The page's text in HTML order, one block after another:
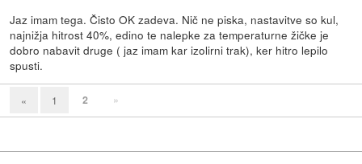
Jaz imam tega. Čisto OK zadeva. Nič ne piska, nastavitve so kul,
najnižja hitrost 40%, edino te nalepke za temperaturne žičke je
dobro nabavit druge ( jaz imam kar izolirni trak), ker hitro lepilo
spusti.
« 1 2 »